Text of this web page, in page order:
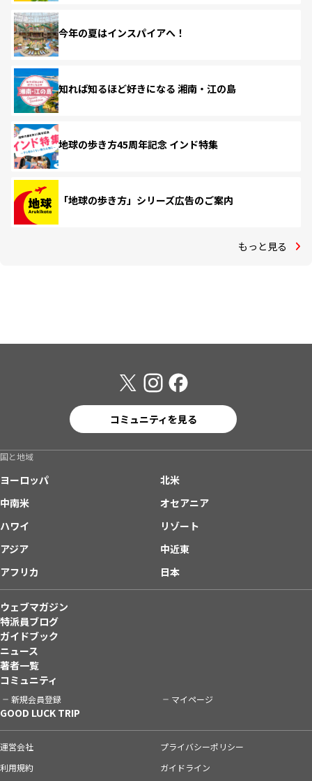
今年の夏はインスパイアへ！
知れば知るほど好きになる 湘南・江の島
地球の歩き方45周年記念 インド特集
「地球の歩き方」シリーズ広告のご案内
もっと見る
コミュニティを見る
国と地域
ヨーロッパ
北米
中南米
オセアニア
ハワイ
リゾート
アジア
中近東
アフリカ
日本
ウェブマガジン
特派員ブログ
ガイドブック
ニュース
著者一覧
コミュニティ
新規会員登録 マイページ
GOOD LUCK TRIP
運営会社
プライバシーポリシー
利用規約
ガイドライン